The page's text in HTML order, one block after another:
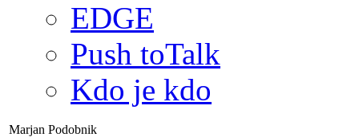
EDGE
Push toTalk
Kdo je kdo
Marjan Podobnik